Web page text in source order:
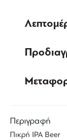
Περιγραφή
Πικρή IPA Beer